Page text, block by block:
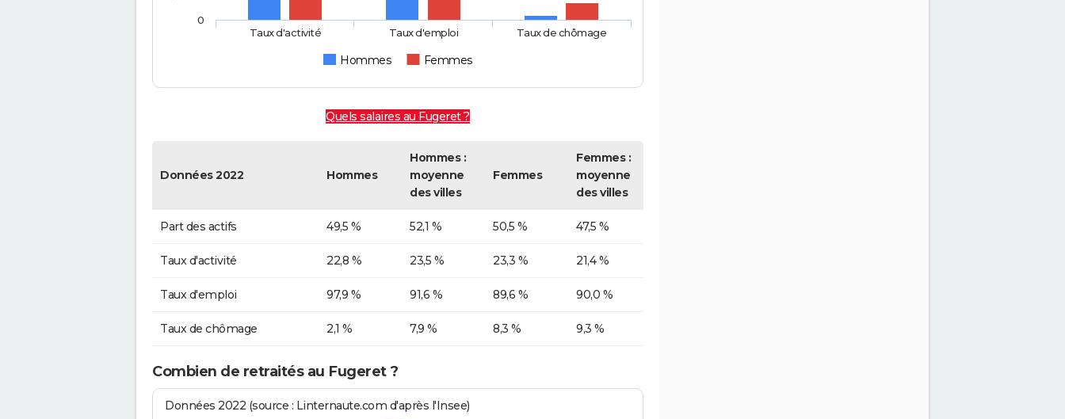
Hommes Femmes
Taux d'activité Taux d'emploi Taux de chômage
0
Quels salaires au Fugeret ?
Données 2022 Hommes
Hommes :
moyenne
des villes
Femmes
Femmes :
moyenne
des villes
Part des actifs 49,5 % 52,1 % 50,5 % 47,5 %
Taux d'activité 22,8 % 23,5 % 23,3 % 21,4 %
Taux d'emploi 97,9 % 91,6 % 89,6 % 90,0 %
Taux de chômage 2,1 % 7,9 % 8,3 % 9,3 %
Combien de retraités au Fugeret ?
Données 2022 (source : Linternaute.com d'après l'Insee)